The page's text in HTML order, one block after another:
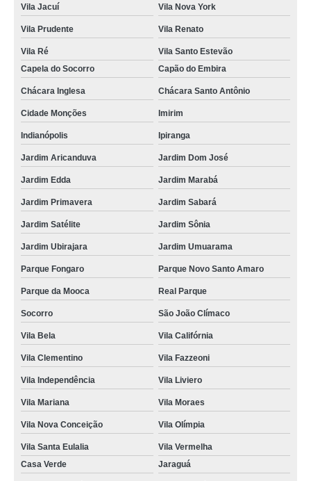
Vila Jacuí Vila Nova York
Vila Prudente Vila Renato
Vila Ré
Vila Santo Estevão
Capela do Socorro
Capão do Embira
Chácara Inglesa Chácara Santo Antônio
Cidade Monções Imirim
Indianópolis Ipiranga
Jardim Aricanduva Jardim Dom José
Jardim Edda Jardim Marabá
Jardim Primavera Jardim Sabará
Jardim Satélite Jardim Sônia
Jardim Ubirajara Jardim Umuarama
Parque Fongaro Parque Novo Santo Amaro
Parque da Mooca Real Parque
Socorro São João Clímaco
Vila Bela Vila Califórnia
Vila Clementino Vila Fazzeoni
Vila Independência Vila Liviero
Vila Mariana Vila Moraes
Vila Nova Conceição Vila Olímpia
Vila Santa Eulalia
Vila Vermelha
Casa Verde
Jaraguá